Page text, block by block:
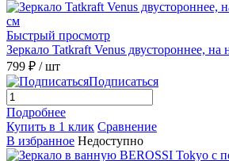
Быстрый просмотр
Зеркало Tatkraft Venus двустороннее,
799 ₽ / шт
Подписаться
Подробнее
Купить в 1 клик Сравнение
В избранное Недоступно